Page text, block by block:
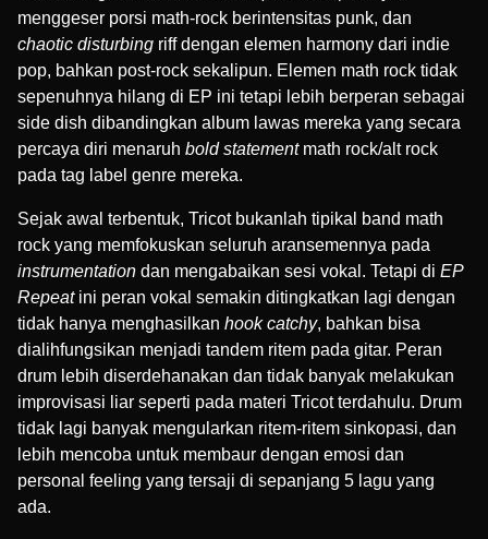
menggeser porsi math-rock berintensitas punk, dan
chaotic disturbing riff dengan elemen harmony dari indie
pop, bahkan post-rock sekalipun. Elemen math rock tidak
sepenuhnya hilang di EP ini tetapi lebih berperan sebagai
side dish dibandingkan album lawas mereka yang secara
percaya diri menaruh bold statementmath rock/alt rock
pada tag label genre mereka.
Sejak awal terbentuk, Tricot bukanlah tipikal band math
rock yang memfokuskan seluruh aransemennya pada
instrumentation dan mengabaikan sesi vokal. Tetapi di EP
Repeatini peran vokal semakin ditingkatkan lagi dengan
tidak hanya menghasilkan hook catchy, bahkan bisa
dialihfungsikan menjadi tandem ritem pada gitar. Peran
drum lebih diserdehanakan dan tidak banyak melakukan
improvisasi liar seperti pada materi Tricot terdahulu. Drum
tidak lagi banyak mengularkan ritem-ritem sinkopasi, dan
lebih mencoba untuk membaur dengan emosi dan
personal feeling yang tersaji di sepanjang 5 lagu yang
ada.